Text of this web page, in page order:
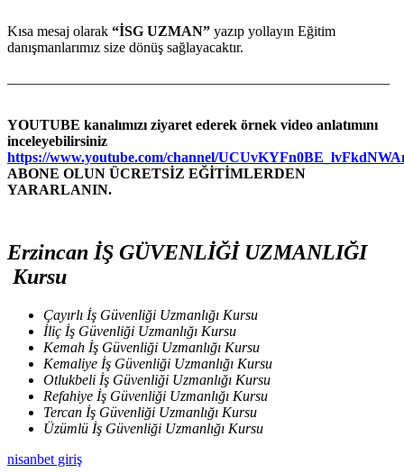
Kısa mesaj olarak “İSG UZMAN” yazıp yollayın Eğitim
danışmanlarımız size dönüş sağlayacaktır.
YOUTUBE kanalımızı ziyaret ederek örnek video anlatımını
inceleyebilirsiniz
https://www.youtube.com/channel/
ABONE OLUN ÜCRETSİZ EĞİTİMLERDEN
YARARLANIN.
Erzincan İŞ GÜVENLİĞİ UZMANLIĞI
Kursu
Çayırlı İş Güvenliği Uzmanlığı Kursu
İliç İş Güvenliği Uzmanlığı Kursu
Kemah İş Güvenliği Uzmanlığı Kursu
Kemaliye İş Güvenliği Uzmanlığı Kursu
Otlukbeli İş Güvenliği Uzmanlığı Kursu
Refahiye İş Güvenliği Uzmanlığı Kursu
Tercan İş Güvenliği Uzmanlığı Kursu
Üzümlü İş Güvenliği Uzmanlığı Kursu
nisanbet giriş